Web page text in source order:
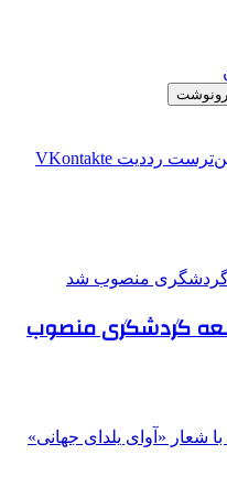
‫رددیت ‫VKontakte
گردشگری منصوب